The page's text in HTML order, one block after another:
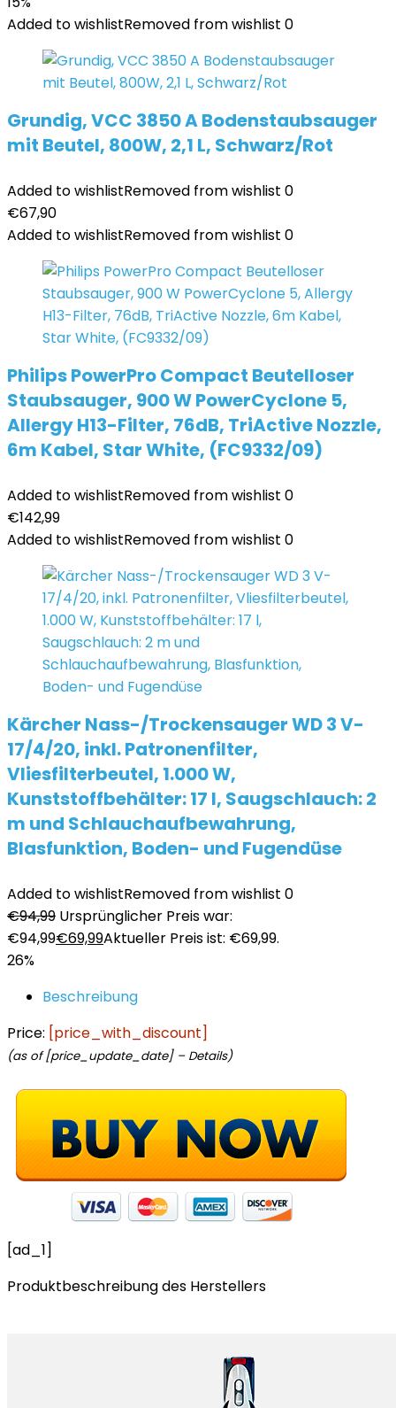
Added to wishlistRemoved from wishlist 0
Grundig, VCC 3850 A Bodenstaubsauger
mit Beutel, 800W, 2,1 L, Schwarz/Rot
Added to wishlistRemoved from wishlist 0
€67,90
Added to wishlistRemoved from wishlist 0
Philips PowerPro Compact Beutelloser
Staubsauger, 900 W PowerCyclone 5,
Allergy H13-Filter, 76dB, TriActive Nozzle,
6m Kabel, Star White, (FC9332/09)
Added to wishlistRemoved from wishlist 0
€142,99
Added to wishlistRemoved from wishlist 0
Kärcher Nass-/Trockensauger WD 3 V-
17/4/20, inkl. Patronenfilter,
Vliesfilterbeutel, 1.000 W,
Kunststoffbehälter: 17 l, Saugschlauch: 2
m und Schlauchaufbewahrung,
Blasfunktion, Boden- und Fugendüse
Added to wishlistRemoved from wishlist 0
€94,99 Ursprünglicher Preis war:
€94,99€69,99Aktueller Preis ist: €69,99.
26%
Beschreibung
Price: [price_with_discount]
(as of [price_update_date] – Details)
[ad_1]
Produktbeschreibung des Herstellers